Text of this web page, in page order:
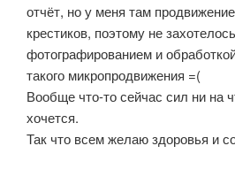
отчёт, но у меня там
крестиков, поэтому не
фотографированием и
такого микропродвижения =(
Вообще что-то сейчас сил ни на
хочется.
Так что всем желаю здоровья и